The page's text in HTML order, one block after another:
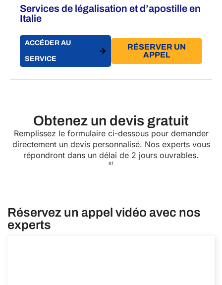
Services de légalisation et d’apostille en
Italie
ACCÉDER AU
SERVICE
RÉSERVER UN
APPEL
Obtenez un devis gratuit
Remplissez le formulaire ci-dessous pour demander
directement un devis personnalisé. Nos experts vous
répondront dans un délai de 2 jours ouvrables.
81
Réservez un appel vidéo avec nos
experts